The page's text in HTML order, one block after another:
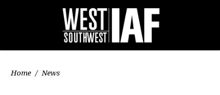
Home / News